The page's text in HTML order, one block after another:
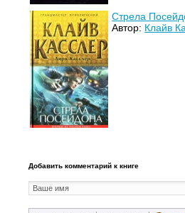
Стрела
Автор: Клайв
Добавить комментарий к книге